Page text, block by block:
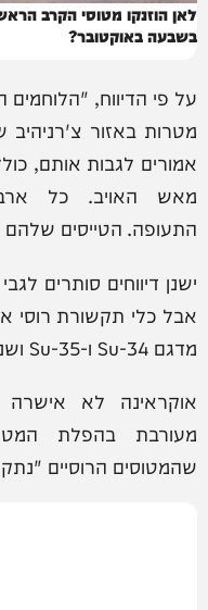
לאן הוזנקו מטוסי הקרב
בשבעה באוקטובר?
על פי הדיווח,
מטרות באזור צ'רניהיב
אמורים לגבות אותם,
מאש האויב. כל
התעופה. הטייסים שלהם
ישנן דיווחים סותרים
אבל כלי תקשורת רוסי
מדגם Su-34 ו-Su-35 ושני מסוקי Mi-8 התרסקו.
אוקראינה לא אישרה
מעורבת בהפלת
שהמטוסים הרוסיים